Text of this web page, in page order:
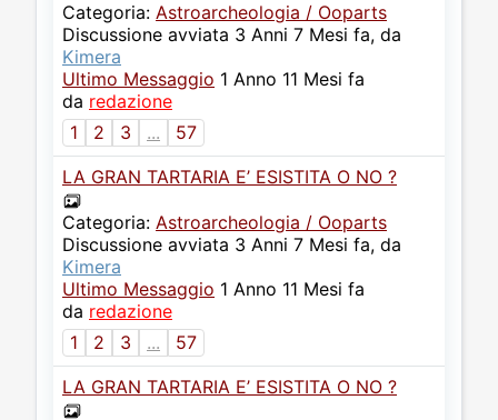
Categoria: Astroarcheologia / Ooparts
Discussione avviata 3 Anni 7 Mesi fa, da
Kimera
Ultimo Messaggio 1 Anno 11 Mesi fa
da redazione
1
2 3 ... 57
LA GRAN TARTARIA E’ ESISTITA O NO ?
Categoria: Astroarcheologia / Ooparts
Discussione avviata 3 Anni 7 Mesi fa, da
Kimera
Ultimo Messaggio 1 Anno 11 Mesi fa
da redazione
1
2 3 ... 57
LA GRAN TARTARIA E’ ESISTITA O NO ?